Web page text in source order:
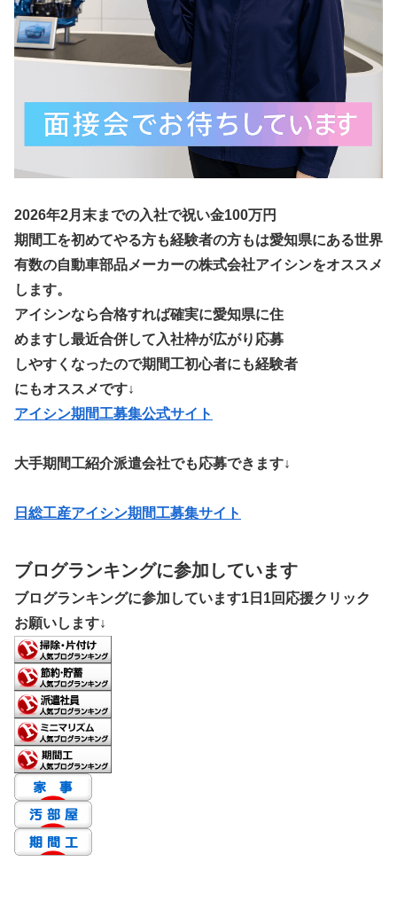
2026年2月末までの入社で祝い金100万円
期間工を初めてやる方も経験者の方もは愛知県にある世界
有数の自動車部品メーカーの株式会社アイシンをオススメ
します。
アイシンなら合格すれば確実に愛知県に住
めますし最近合併して入社枠が広がり応募
しやすくなったので期間工初心者にも経験者
にもオススメです↓
アイシン期間工募集公式サイト
大手期間工紹介派遣会社でも応募できます↓
日総工産アイシン期間工募集サイト
ブログランキングに参加しています
ブログランキングに参加しています1日1回応援クリック
お願いします↓